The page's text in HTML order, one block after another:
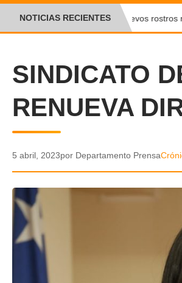
NOTICIAS RECIENTESNuevos rostros
SINDICATO
RENUEVA
5 abril, 2023por Departamento Prensa